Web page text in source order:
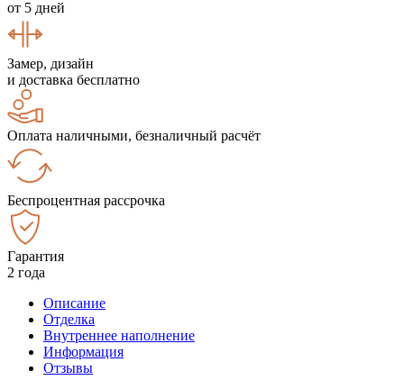
от 5 дней
Замер, дизайн
и доставка бесплатно
Оплата наличными, безналичный расчёт
Беспроцентная рассрочка
Гарантия
2 года
Описание
Отделка
Внутреннее наполнение
Информация
Отзывы